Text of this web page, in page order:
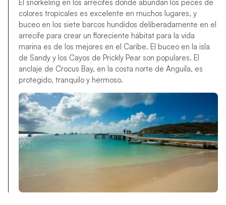
El snorkeling en los arrecifes donde abundan los peces de
colores tropicales es excelente en muchos lugares, y
buceo en los siete barcos hundidos deliberadamente en el
arrecife para crear un floreciente hábitat para la vida
marina es de los mejores en el Caribe. El buceo en la isla
de Sandy y los Cayos de Prickly Pear son populares. El
anclaje de Crocus Bay, en la costa norte de Anguila, es
protegido, tranquilo y hermoso.